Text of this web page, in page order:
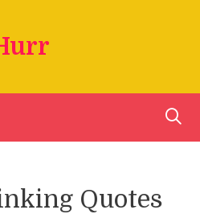
Quotes